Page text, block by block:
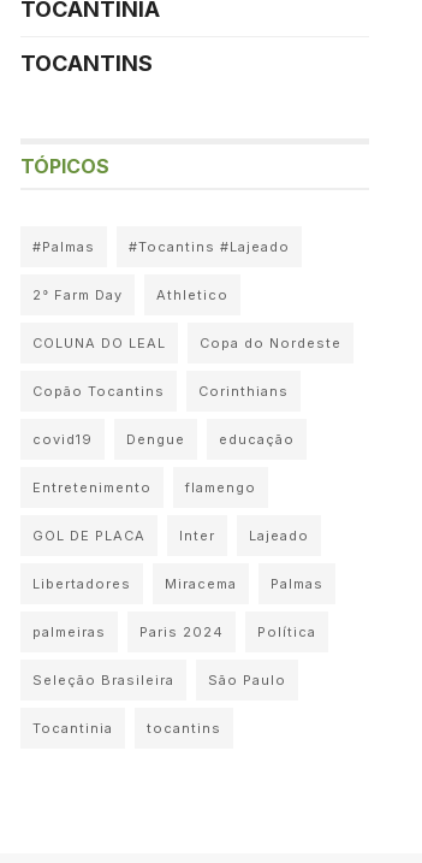
TOCANTINIA
TOCANTINS
TÓPICOS
#Palmas #Tocantins #Lajeado
2° Farm Day Athletico
COLUNA DO LEAL Copa do Nordeste
Copão Tocantins Corinthians
covid19 Dengue educação
Entretenimento flamengo
GOL DE PLACA Inter Lajeado
Libertadores Miracema Palmas
palmeiras Paris 2024 Política
Seleção Brasileira São Paulo
Tocantinia tocantins